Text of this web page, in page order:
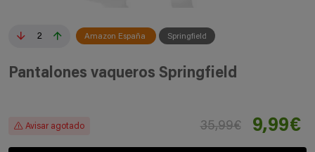
2 Amazon España Springfield
Pantalones vaqueros Springfield
Avisar agotado 35,99€ 9,99€